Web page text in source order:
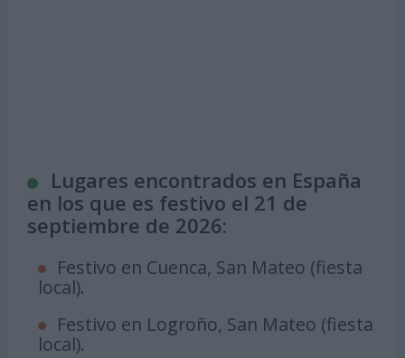
Lugares encontrados en España
en los que es festivo el 21 de
septiembre de 2026:
Festivo en Cuenca, San Mateo (fiesta
local).
Festivo en Logroño, San Mateo (fiesta
local).